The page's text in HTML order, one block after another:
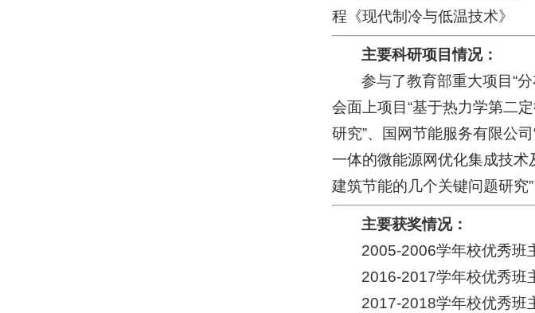
程《现代制冷与低温技术》
主要科研项目情况：
参与了教育部重大项目“
会面上项目“基于热力学第二
研究”、国网节能服务有限公司
一体的微能源网优化集成技术
建筑节能的几个关键问题研究
主要获奖情况：
2005-2006学年校优秀班
2016-2017学年校优秀班
2017-2018学年校优秀班